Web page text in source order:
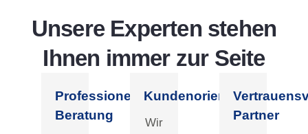
Unsere Experten stehen
Ihnen immer zur Seite
Professionelle
Beratung
Kundenorientiert
Wir
Partner